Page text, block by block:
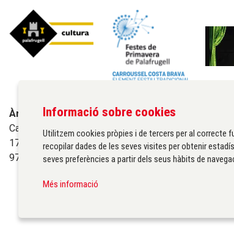
Àrea de cultura de l'Ajuntament de Palafrugell
Carrer Santa Margarida, 1
17200 Palafrugell
972 611 172 ·cultura@palafrugell.cat
Informació sobre cookies
Utilitzem cookies pròpies i de tercers per al correcte
recopilar dades de les seves visites per obtenir
seves preferències a partir dels seus hàbits de
Més informació